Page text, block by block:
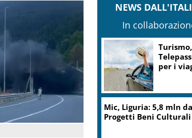
NEWS
In
Marcinelle, Manildo:
garanzia sicurezza
Province, Braidotti
la presa in giro